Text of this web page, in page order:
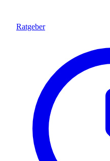
Ratgeber